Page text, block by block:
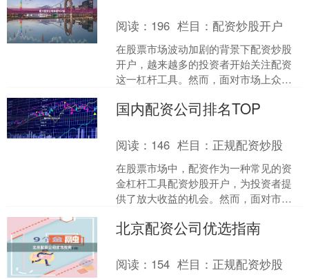
阅读： 196 栏目：配资炒股开户
在股票市场波动加剧的背景下配资炒股
开户，越来越多的投资者开始关注配资
这一杠杆工具。然而，面对市场上众多
服务优质的平台成为关键。....
国内配资公司排名TOP
阅读： 146 栏目： 正规配资炒股
在股票市场中，配资作为一种常见的资
金杠杆工具配资炒股开户，为投资者提
供了放大收益的机会。然而，面对市场
全、正规且服务优质的平台，....
北京配资公司优选指南
阅读： 154 栏目： 正规配资炒股